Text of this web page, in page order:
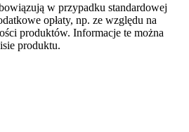
w przypadku standardowej
opłaty, np. ze względu na
produktów. Informacje te można
produktu.